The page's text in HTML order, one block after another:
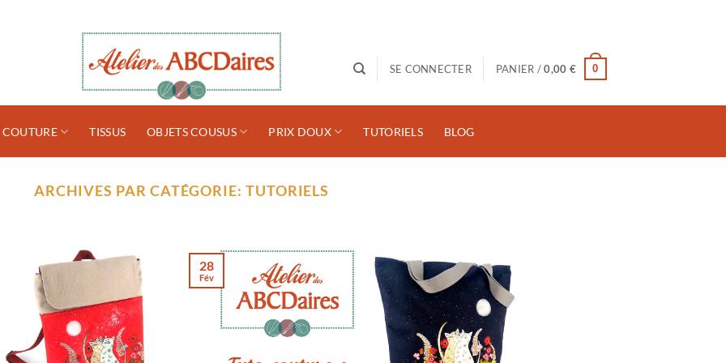
SE CONNECTER PANIER /0,00 € 0
COUTURE TISSUS OBJETS COUSUS PRIX DOUX TUTORIELS BLOG
ARCHIVES PAR CATÉGORIE: TUTORIELS
28
Fév